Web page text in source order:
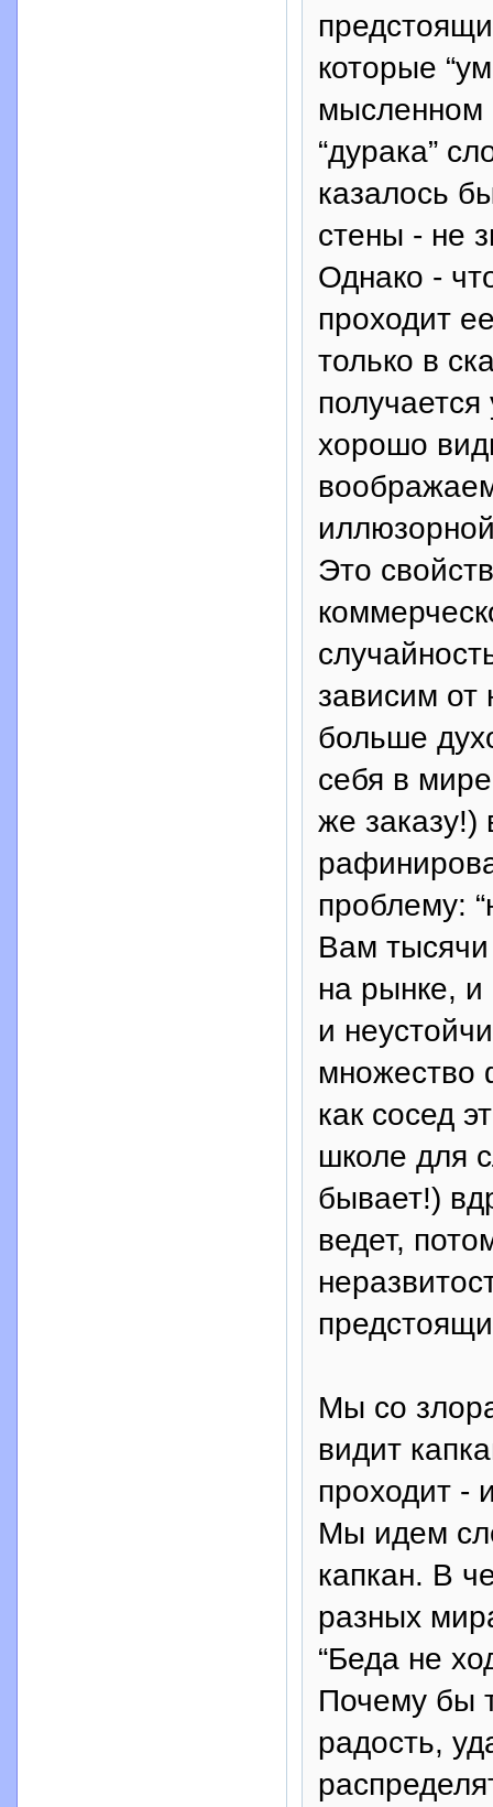
которые
мысленном
“дурака”
казалось
стены - не
Однако -
проходит
только в
хорошо
Это
зависим от
больше
себя в
же заказу!)
проблему:
Вам тысячи
на рынке,
и
множество
как сосед
школе для
бывает!)
ведет,
Мы со
видит
проходит -
Мы идем
капкан. В
разных
“Беда не
Почему бы
радость,